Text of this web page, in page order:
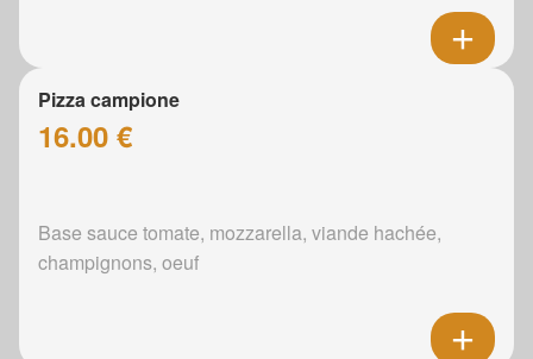
Pizza campione
16.00 €
Base sauce tomate, mozzarella, viande hachée,
champignons, oeuf